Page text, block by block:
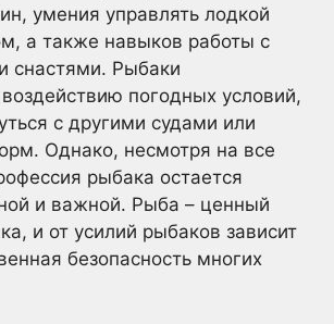
умения управлять лодкой
а также навыков работы с
снастями. Рыбаки
погодных условий,
с другими судами или
Однако, несмотря на все
рыбака остается
и важной. Рыба – ценный
и от усилий рыбаков зависит
безопасность многих